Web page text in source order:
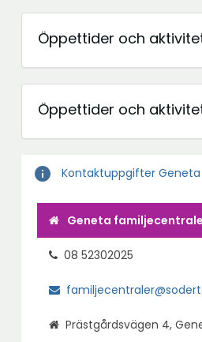
Öppettider och
Öppettider och
info Kontaktuppgifter
Geneta
08 52302025
Prästgårdsvägen 4,